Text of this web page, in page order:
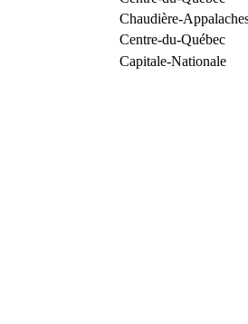
Chaudière-
Centre-du-Québec
Capitale-Nationale